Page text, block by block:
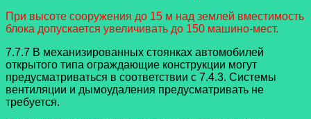
При высоте сооружения до 15 м над землей вместимость
блока допускается увеличивать до 150 машино-мест.
7.7.7 В механизированных стоянках автомобилей
открытого типа ограждающие конструкции могут
предусматриваться в соответствии с 7.4.3. Системы
вентиляции и дымоудаления предусматривать не
требуется.